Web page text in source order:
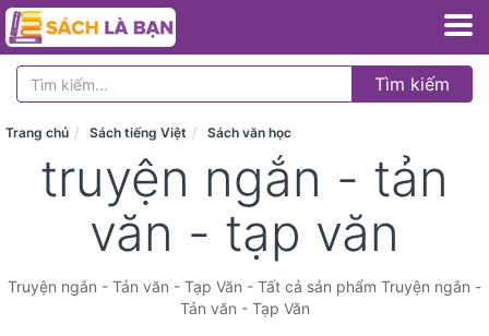
Tìm kiếm
Trang chủ Sách tiếng Việt Sách văn học
truyện ngắn - tản
văn - tạp văn
Truyện ngắn - Tản văn - Tạp Văn - Tất cả sản phẩm Truyện ngắn -
Tản văn - Tạp Văn